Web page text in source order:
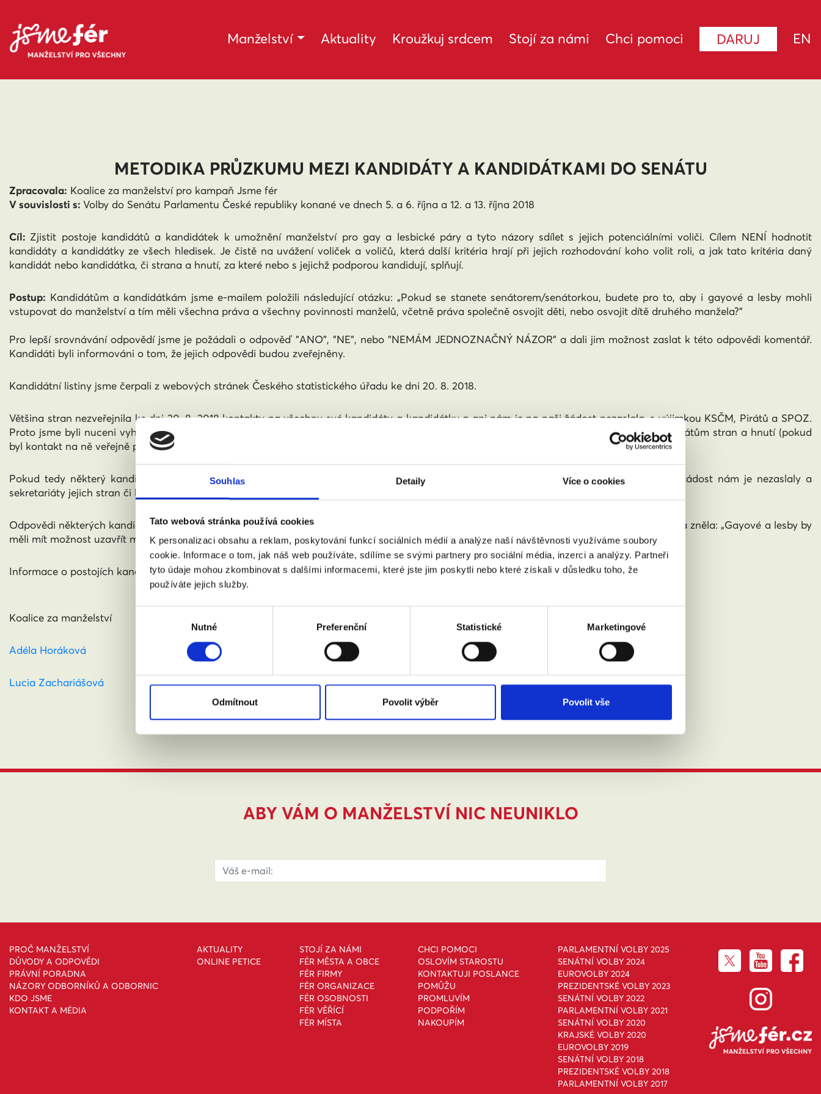
Souhlas Detaily Více o cookies
Tato webová stránka používá cookies
K personalizaci obsahu a reklam, poskytování funkcí sociálních médií a analýze naší návštěvnosti využíváme soubory
cookie. Informace o tom, jak náš web používáte, sdílíme se svými partnery pro sociální média, inzerci a analýzy. Partneři
tyto údaje mohou zkombinovat s dalšími informacemi, které jste jim poskytli nebo které získali v důsledku toho, že
používáte jejich služby.
Nutné Preferenční Statistické Marketingové
Odmítnout Povolit výběr Povolit vše
Manželství Aktuality Kroužkuj srdcem Stojí za námi Chci pomoci DARUJ EN
METODIKA PRŮZKUMU MEZI KANDIDÁTY A KANDIDÁTKAMI DO SENÁTU
Zpracovala: Koalice za manželství pro kampaň Jsme fér
V souvislosti s: Volby do Senátu Parlamentu České republiky konané ve dnech 5. a 6. října a 12. a 13. října 2018
Cíl: Zjistit postoje kandidátů a kandidátek k umožnění manželství pro gay a lesbické páry a tyto názory sdílet s jejich potenciálními voliči. Cílem NENÍ hodnotit
kandidáty a kandidátky ze všech hledisek. Je čistě na uvážení voliček a voličů, která další kritéria hrají při jejich rozhodování koho volit roli, a jak tato kritéria daný
kandidát nebo kandidátka, či strana a hnutí, za které nebo s jejichž podporou kandidují, splňují.
Postup: Kandidátům a kandidátkám jsme e-mailem položili následující otázku: „Pokud se stanete senátorem/senátorkou, budete pro to, aby i gayové a lesby mohli
vstupovat do manželství a tím měli všechna práva a všechny povinnosti manželů, včetně práva společně osvojit děti, nebo osvojit dítě druhého manžela?”
Pro lepší srovnávání odpovědí jsme je požádali o odpověď "ANO", "NE", nebo "NEMÁM JEDNOZNAČNÝ NÁZOR" a dali jim možnost zaslat k této odpovědi komentář.
Kandidáti byli informováni o tom, že jejich odpovědi budou zveřejněny.
Kandidátní listiny jsme čerpali z webových stránek Českého statistického úřadu ke dni 20. 8. 2018.
Většina stran nezveřejnila ke dni 20. 8. 2018 kontakty na všechny své kandidáty a kandidátky a ani nám je na naši žádost nezaslala, s výjimkou KSČM, Pirátů a SPOZ.
Proto jsme byli nuceni vyhledávat sami veřejně přístupné e-mailové adresy kandidátů a kandidátek. Ne u všech jsme byli úspěšní. Sekretariátům stran a hnutí (pokud
byl kontakt na ně veřejně přístupný) jsme dotaz rovněž zaslali e-mailem se žádostí, aby jej rozeslaly mezi své kandidáty a kandidátky.
Pokud tedy některý kandidát nebo kandidátka nebyli osloveni, je to primárně z toho důvodu, že strany nezveřejňují jejich e-maily, na žádost nám je nezaslaly a
sekretariáty jejich stran či hnutí nepřeposlali sami dotaz kandidátům.
Odpovědi některých kandidátek a kandidátů, kteří nám neodpověděli, jsme čerpali z volební kalkulačky (viz: volebnikalkulacka.cz), kde otázka zněla: „Gayové a lesby by
měli mít možnost uzavřít manželství se všemi právy a povinnostmi, včetně možnosti adopce”.
Informace o postojích kandidátů a kandidátek průběžně doplňujeme o ty, kteří nám sami napíší.
Koalice za manželství
Adéla Horáková
Lucia Zachariášová
ABY VÁM O MANŽELSTVÍ NIC NEUNIKLO
PROČ MANŽELSTVÍ
DŮVODY A ODPOVĚDI
PRÁVNÍ PORADNA
NÁZORY ODBORNÍKŮ A ODBORNIC
KDO JSME
KONTAKT A MÉDIA
AKTUALITY
ONLINE PETICE
STOJÍ ZA NÁMI
FÉR MĚSTA A OBCE
FÉR FIRMY
FÉR ORGANIZACE
FÉR OSOBNOSTI
FÉR VĚŘÍCÍ
FÉR MÍSTA
CHCI POMOCI
OSLOVÍM STAROSTU
KONTAKTUJI POSLANCE
POMŮŽU
PROMLUVÍM
PODPOŘÍM
NAKOUPÍM
PARLAMENTNÍ VOLBY 2025
SENÁTNÍ VOLBY 2024
EUROVOLBY 2024
PREZIDENTSKÉ VOLBY 2023
SENÁTNÍ VOLBY 2022
PARLAMENTNÍ VOLBY 2021
SENÁTNÍ VOLBY 2020
KRAJSKÉ VOLBY 2020
EUROVOLBY 2019
SENÁTNÍ VOLBY 2018
PREZIDENTSKÉ VOLBY 2018
PARLAMENTNÍ VOLBY 2017